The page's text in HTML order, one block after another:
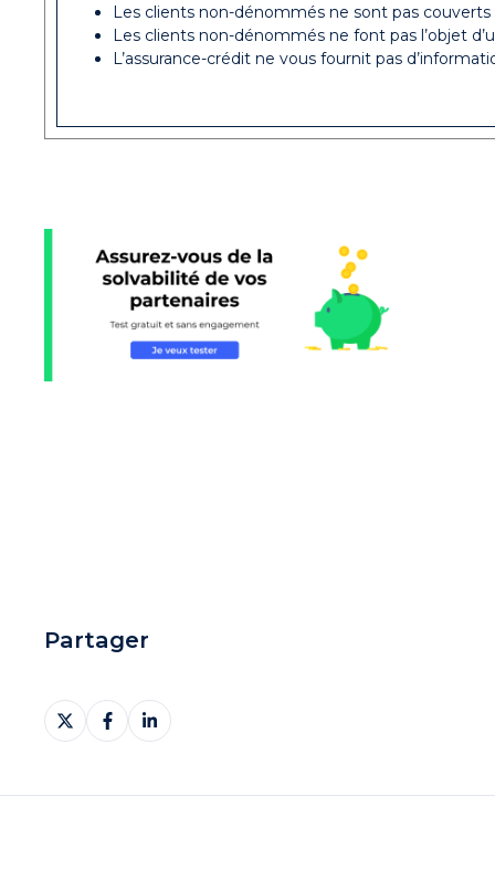
Les clients non-dénommés ne sont pas
Les clients non-dénommés ne font pas l’objet
L’assurance-crédit ne vous fournit pas
Partager
Partager
sur
Partager
sur
Partager
sur